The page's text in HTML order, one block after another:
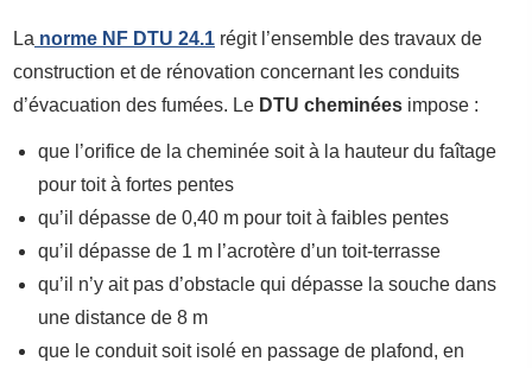
La norme NF DTU 24.1 régit l’ensemble des travaux de
construction et de rénovation concernant les conduits
d’évacuation des fumées. Le DTU cheminées impose :
que l’orifice de la cheminée soit à la hauteur du faîtage
pour toit à fortes pentes
qu’il dépasse de 0,40 m pour toit à faibles pentes
qu’il dépasse de 1 m l’acrotère d’un toit-terrasse
qu’il n’y ait pas d’obstacle qui dépasse la souche dans
une distance de 8 m
que le conduit soit isolé en passage de plafond, en